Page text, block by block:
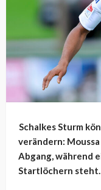
Schalkes Sturm
verändern:
Abgang, während
Startlöchern steht.